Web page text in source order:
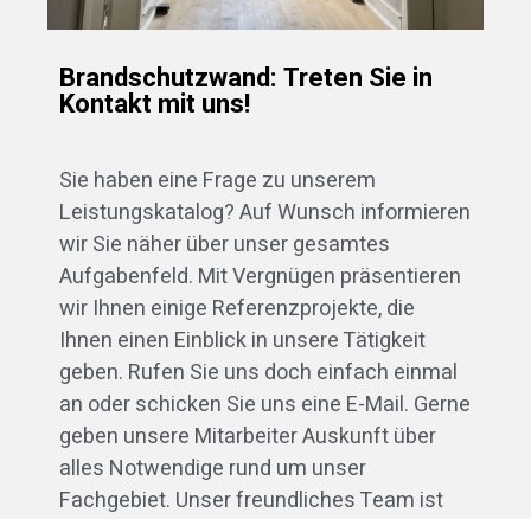
Brandschutzwand: Treten Sie in
Kontakt mit uns!
Sie haben eine Frage zu unserem
Leistungskatalog? Auf Wunsch informieren
wir Sie näher über unser gesamtes
Aufgabenfeld. Mit Vergnügen präsentieren
wir Ihnen einige Referenzprojekte, die
Ihnen einen Einblick in unsere Tätigkeit
geben. Rufen Sie uns doch einfach einmal
an oder schicken Sie uns eine E-Mail. Gerne
geben unsere Mitarbeiter Auskunft über
alles Notwendige rund um unser
Fachgebiet. Unser freundliches Team ist